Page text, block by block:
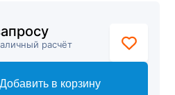
расчёт
Добавить в корзину